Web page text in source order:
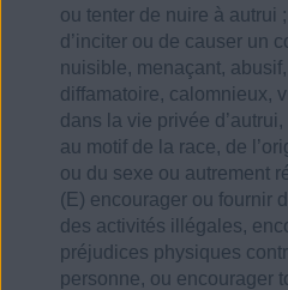
ou tenter de nuire à autrui
d’inciter ou de causer un
nuisible, menaçant,
diffamatoire, calomnieux,
dans la vie privée
au motif de la race, de
ou du sexe ou autrement
(E) encourager ou fournir
des activités illégales,
préjudices physiques
personne, ou encourager